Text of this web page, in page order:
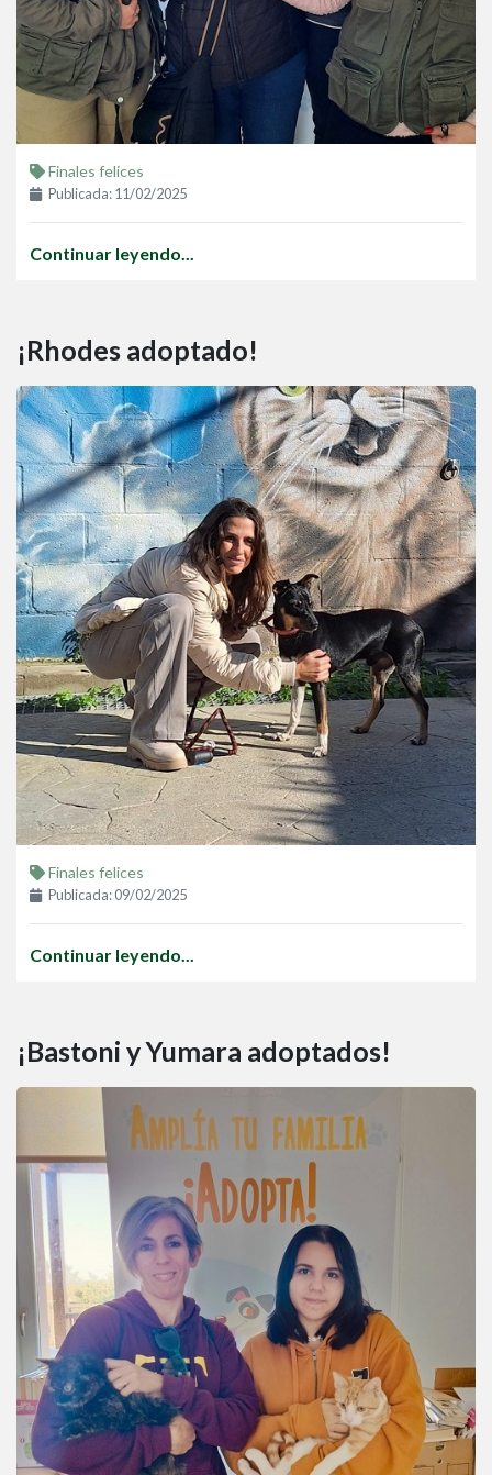
Finales felices
Publicada: 11/02/2025
Continuar leyendo...
¡Rhodes adoptado!
Finales felices
Publicada: 09/02/2025
Continuar leyendo...
¡Bastoni y Yumara adoptados!